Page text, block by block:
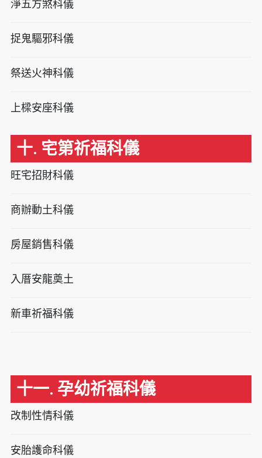
淨五方煞科儀
捉鬼驅邪科儀
祭送火神科儀
上樑安座科儀
十. 宅第祈福科儀
旺宅招財科儀
商辦動土科儀
房屋銷售科儀
入厝安龍奠土
新車祈福科儀
十一. 孕幼祈福科儀
改制性情科儀
安胎護命科儀